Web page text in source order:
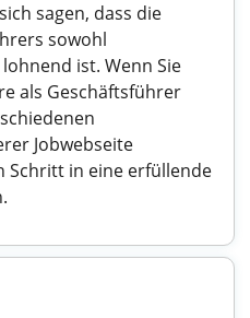
sagen, dass die
sowohl
ist. Wenn Sie
als Geschäftsführer
Jobwebseite
Schritt in eine erfüllende